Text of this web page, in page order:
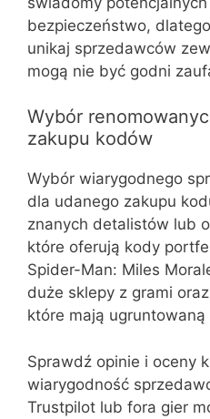
bezpieczeństwo,
unikaj sprzedawców
mogą nie być godni
Wybór
zakupu kodów
Wybór wiarygodnego
dla udanego zakupu
znanych detalistów lub
które oferują kody
Spider-Man: Miles
duże sklepy z grami
które mają ugruntowaną
Sprawdź opinie i oceny
wiarygodność
Trustpilot lub fora gier